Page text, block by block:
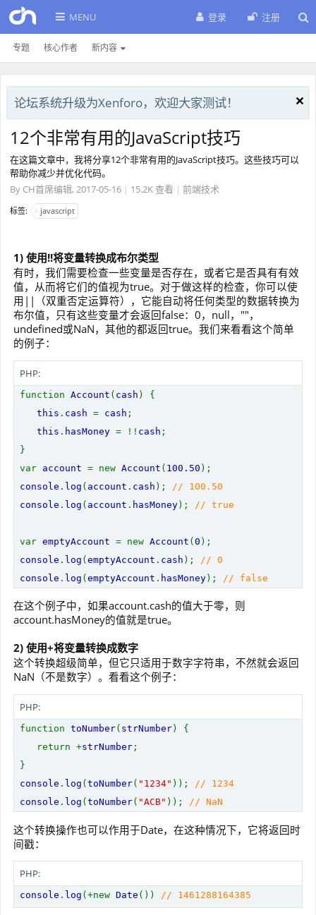
MENU
专题 核心作者 新内容
登录 注册
论坛系统升级为Xenforo，欢迎大家测试！
12个非常有用的JavaScript技巧
在这篇文章中，我将分享12个非常有用的JavaScript技巧。这些技巧可以
帮助你减少并优化代码。
By CH首席编辑, 2017-05-16 | 15.2K 查看 | 前端技术
标签: javascript
1) 使用!!将变量转换成布尔类型
有时，我们需要检查一些变量是否存在，或者它是否具有有效
值，从而将它们的值视为true。对于做这样的检查，你可以使
用||（双重否定运算符），它能自动将任何类型的数据转换为
布尔值，只有这些变量才会返回false：0，null，""，
undefined或NaN，其他的都返回true。我们来看看这个简单
的例子：
PHP:
function Account ( cash ) {
this . cash = cash ;
this . hasMoney = !! cash ;
}
var account = new Account ( 100.50 );
console . log ( account . cash );
// 100.50
console . log ( account . hasMoney); // true
var emptyAccount = new Account (0 );
console . log (emptyAccount . cash );
// 0
console . log (emptyAccount . hasMoney); // false
在这个例子中，如果account.cash的值大于零，则
account.hasMoney的值就是true。
2) 使用+将变量转换成数字
这个转换超级简单，但它只适用于数字字符串，不然就会返回
NaN（不是数字）。看看这个例子：
PHP:
function toNumber( strNumber) {
return +strNumber ;
}
console . log ( toNumber( "1234" ));
// 1234
console . log ( toNumber( "ACB" )); // NaN
这个转换操作也可以作用于Date，在这种情况下，它将返回时
间戳：
PHP:
console . log (+new Date ()) // 1461288164385